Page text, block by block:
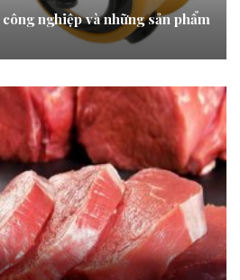
nghiệp và những sản phẩm